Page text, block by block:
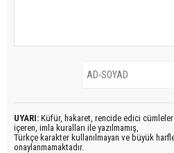
UYARI: Küfür, hakaret, rencide edici cümleler
içeren, imla kuralları ile yazılmamış,
Türkçe karakter kullanılmayan ve büyük
onaylanmamaktadır.